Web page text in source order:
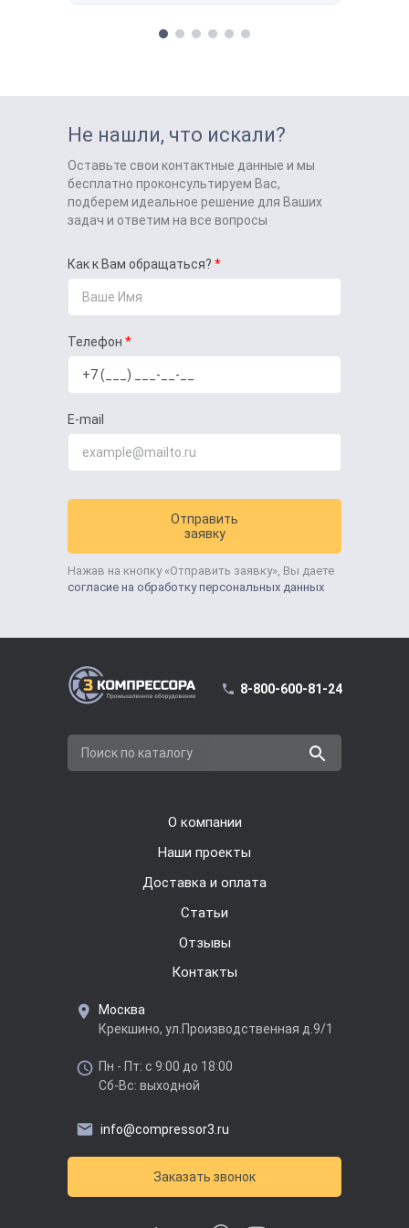
Не нашли, что искали?
Оставьте свои контактные данные и мы
бесплатно проконсультируем Вас,
подберем идеальное решение для Ваших
задач и ответим на все вопросы
Как к Вам обращаться?
Телефон
E-mail
Отправить
заявку
Нажав на кнопку «Отправить заявку», Вы даете
согласие на обработку персональных данных
8-800-600-81-24
Поиск по каталогу
О компании
Наши проекты
Доставка и оплата
Cтатьи
Отзывы
Контакты
Москва
Крекшино, ул.Производственная д.9/1
Пн - Пт: с 9:00 до 18:00
Сб-Вс: выходной
info@compressor3.ru
Заказать звонок